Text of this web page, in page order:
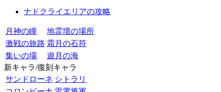
ナドクライエリアの攻略
月神の瞳
地霊壇の場所
激戦の旅路 霜月の石符
集いの場
遊月の海
新キャラ/復刻キャラ
サンドローネ シトラリ